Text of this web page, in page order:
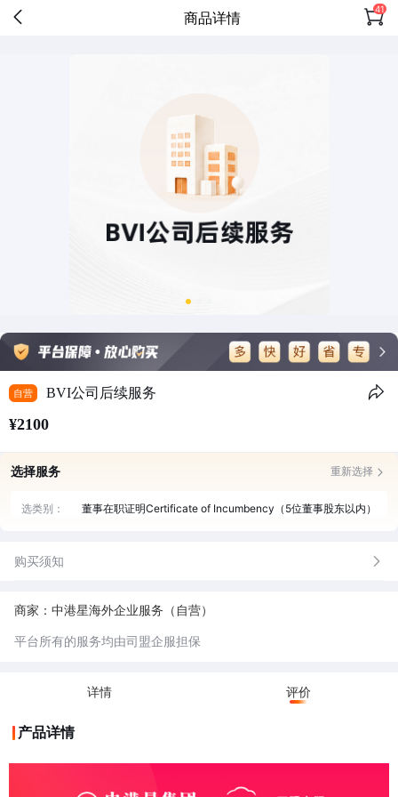
商品详情 41
自营 BVI公司后续服务
¥2100
选择服务 重新选择
选类别： 董事在职证明Certificate of Incumbency（5位董事股东以内）
购买须知
商家：中港星海外企业服务（自营）
平台所有的服务均由司盟企服担保
详情 评价
产品详情